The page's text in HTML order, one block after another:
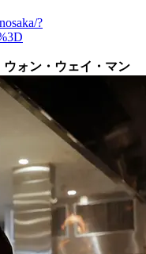
?
ォン・ウェイ・マン